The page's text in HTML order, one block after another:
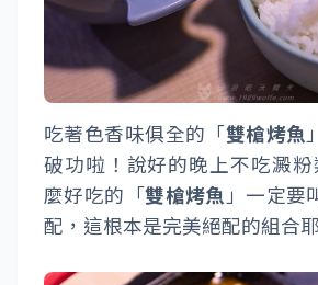
吃著色香味俱全的「雙槍烤魚
破功啦！說好的晚上不吃澱
麼好吃的「雙槍烤魚 」一定要
配，這根本是完美絕配的組合耶